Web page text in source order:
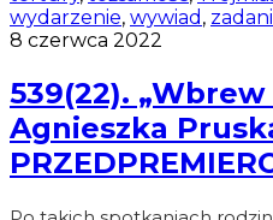
wydarzenie, wywiad ,
8 czerwca 2022
539(22).
Agnieszka